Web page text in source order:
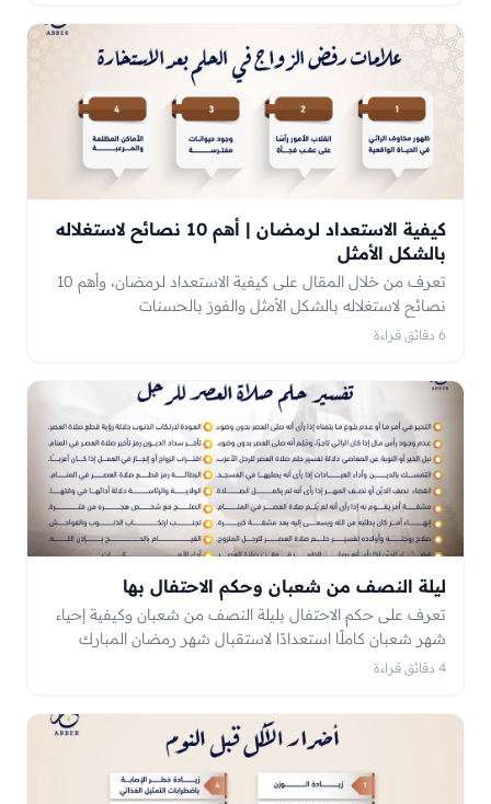
كيفية الاستعداد لرمضان | أهم 10 نصائح لاستغلاله
بالشكل الأمثل
تعرف من خلال المقال على كيفية الاستعداد لرمضان، وأهم 10
نصائح لاستغلاله بالشكل الأمثل والفوز بالحسنات
6 دقائق قراءة
ليلة النصف من شعبان وحكم الاحتفال بها
تعرف على حكم الاحتفال بليلة النصف من شعبان وكيفية إحياء
شهر شعبان كاملًا استعدادًا لاستقبال شهر رمضان المبارك
4 دقائق قراءة